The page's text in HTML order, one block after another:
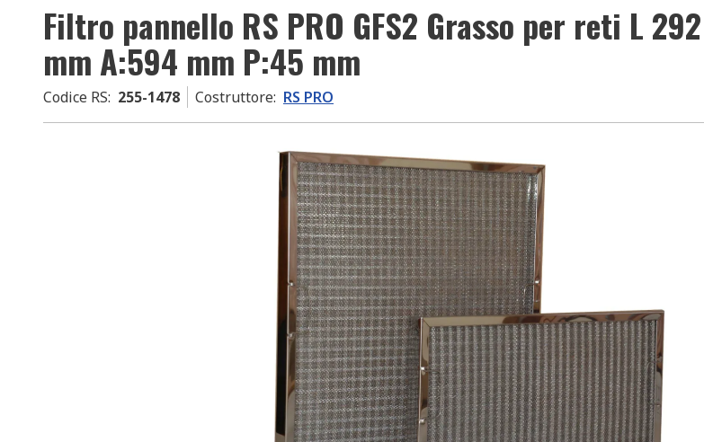
Filtro pannello RS PRO GFS2 Grasso per reti L 292
mm A:594 mm P:45 mm
Codice RS: 255-1478 Costruttore: RS PRO